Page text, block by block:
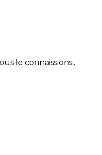
le connaissions...